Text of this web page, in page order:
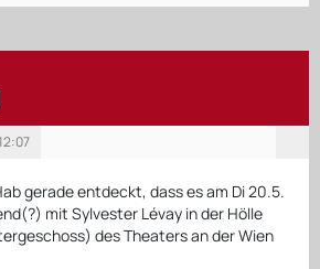
gerade entdeckt, dass es am Di 20.5.
mit Sylvester Lévay in der Hölle
des Theaters an der Wien